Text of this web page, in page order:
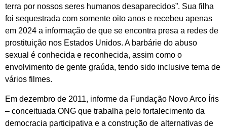
terra por nossos seres humanos desaparecidos”. Sua filha
foi sequestrada com somente oito anos e recebeu apenas
em 2024 a informação de que se encontra presa a redes de
prostituição nos Estados Unidos. A barbárie do abuso
sexual é conhecida e reconhecida, assim como o
envolvimento de gente graúda, tendo sido inclusive tema de
vários filmes.
Em dezembro de 2011, informe da Fundação Novo Arco Íris
– conceituada ONG que trabalha pelo fortalecimento da
democracia participativa e a construção de alternativas de